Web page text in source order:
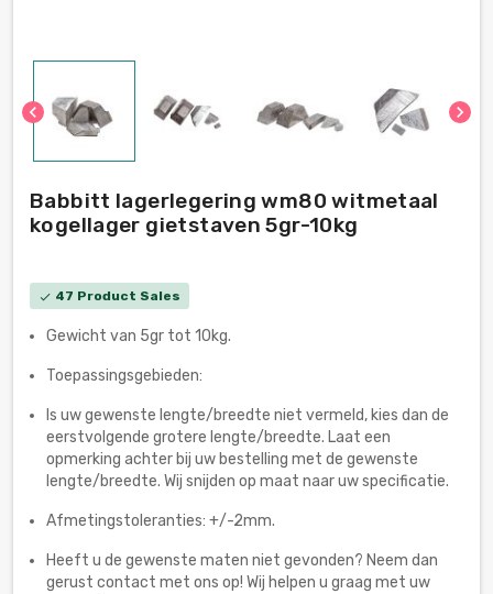
chevron_left chevron_right
Babbitt lagerlegering wm80 witmetaal
kogellager gietstaven 5gr-10kg
check 47 Product Sales
Gewicht van 5gr tot 10kg.
Toepassingsgebieden:
Is uw gewenste lengte/breedte niet vermeld, kies dan de
eerstvolgende grotere lengte/breedte. Laat een
opmerking achter bij uw bestelling met de gewenste
lengte/breedte. Wij snijden op maat naar uw specificatie.
Afmetingstoleranties: +/-2mm.
Heeft u de gewenste maten niet gevonden? Neem dan
gerust contact met ons op! Wij helpen u graag met uw